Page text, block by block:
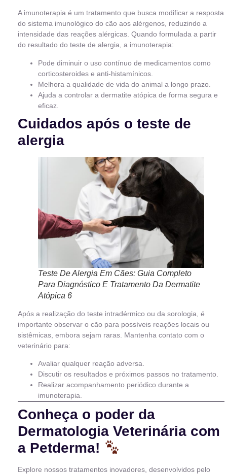
A imunoterapia é um tratamento que busca modificar a resposta
do sistema imunológico do cão aos alérgenos, reduzindo a
intensidade das reações alérgicas. Quando formulada a partir
do resultado do teste de alergia, a imunoterapia:
Pode diminuir o uso contínuo de medicamentos como
corticosteroides e anti-histamínicos.
Melhora a qualidade de vida do animal a longo prazo.
Ajuda a controlar a dermatite atópica de forma segura e
eficaz.
Cuidados após o teste de
alergia
Teste De Alergia Em Cães: Guia Completo
Para Diagnóstico E Tratamento Da Dermatite
Atópica 6
Após a realização do teste intradérmico ou da sorologia, é
importante observar o cão para possíveis reações locais ou
sistêmicas, embora sejam raras. Mantenha contato com o
veterinário para:
Avaliar qualquer reação adversa.
Discutir os resultados e próximos passos no tratamento.
Realizar acompanhamento periódico durante a
imunoterapia.
Conheça o poder da
Dermatologia Veterinária com
a Petderma!
Explore nossos tratamentos inovadores, desenvolvidos pelo